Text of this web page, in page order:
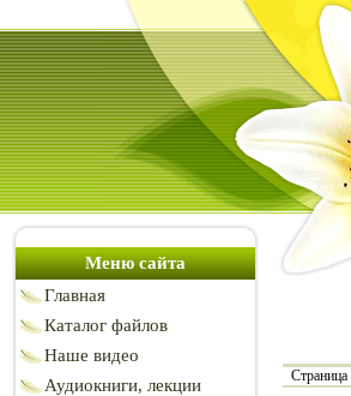
Меню сайта
Главная
Каталог файлов
Наше видео
Аудиокниги, лекции
Страница